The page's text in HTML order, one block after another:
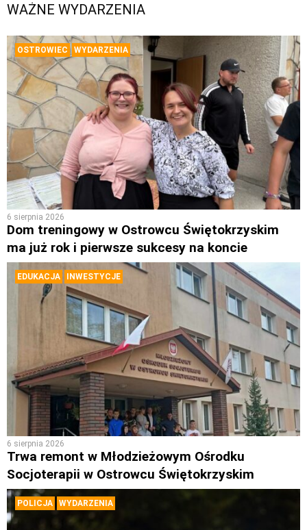
WAŻNE WYDARZENIA
OSTROWIEC WYDARZENIA
6 sierpnia 2026
Dom treningowy w Ostrowcu Świętokrzyskim
ma już rok i pierwsze sukcesy na koncie
EDUKACJA INWESTYCJE
6 sierpnia 2026
Trwa remont w Młodzieżowym Ośrodku
Socjoterapii w Ostrowcu Świętokrzyskim
POLICJA WYDARZENIA